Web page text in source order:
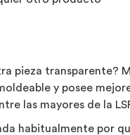
pieza transparente?
y posee
las mayores de la
habitualmente por